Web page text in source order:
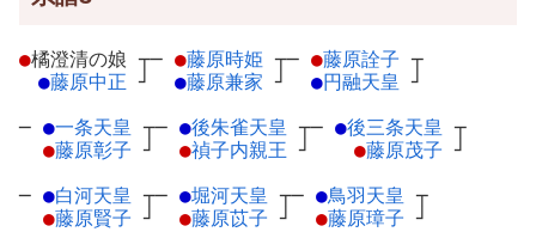
●橘澄清の娘 ┬
●藤原中正 ┘
─ ●藤原時姫 ┬
●藤原兼家 ┘
─ ●藤原詮子 ┬
●円融天皇 ┘
─ ●一条天皇 ┬
●藤原彰子 ┘
─ ●後朱雀天皇 ┬
●禎子内親王 ┘
─ ●後三条天皇 ┬
●藤原茂子 ┘
─ ●白河天皇 ┬
●藤原賢子 ┘
─ ●堀河天皇 ┬
●藤原苡子 ┘
─ ●鳥羽天皇 ┬
●藤原璋子 ┘